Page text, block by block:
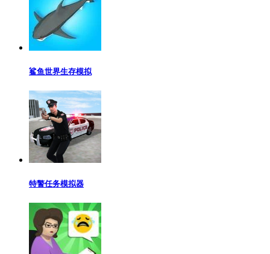
鲨鱼世界生存模拟
特警任务模拟器